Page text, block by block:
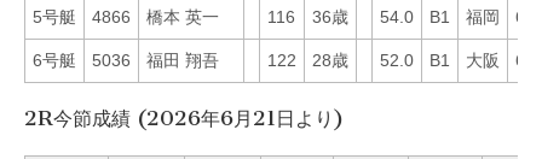
5号艇 4866 橋本 英一 116 36歳 54.0 B1 福岡 65
6号艇 5036 福田 翔吾 122 28歳 52.0 B1 大阪 62
2R今節成績 (2026年6月21日より)